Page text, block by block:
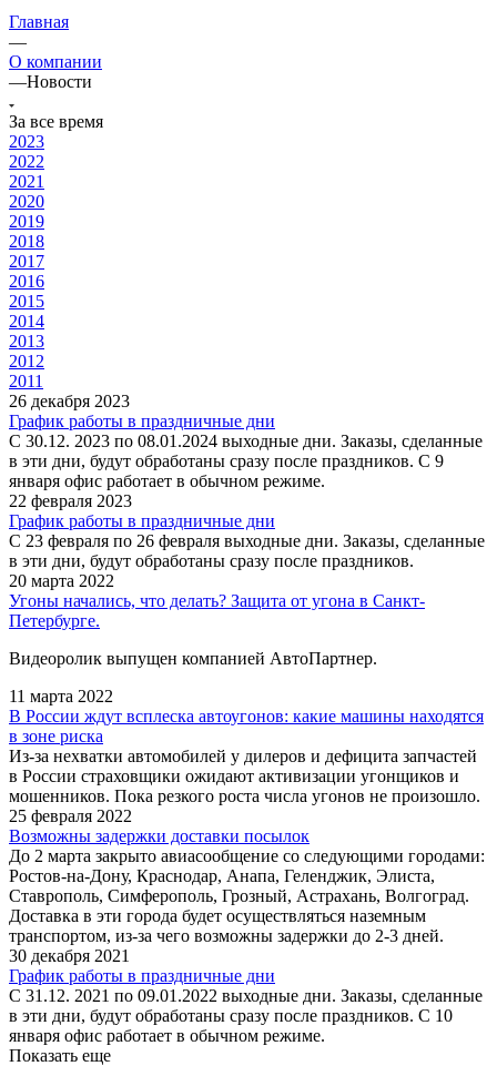
Главная
—
О компании
—Новости
За все время
2023
2022
2021
2020
2019
2018
2017
2016
2015
2014
2013
2012
2011
26 декабря 2023
График работы в праздничные дни
С 30.12. 2023 по 08.01.2024 выходные дни. Заказы, сделанные
в эти дни, будут обработаны сразу после праздников. С 9
января офис работает в обычном режиме.
22 февраля 2023
График работы в праздничные дни
С 23 февраля по 26 февраля выходные дни. Заказы, сделанные
в эти дни, будут обработаны сразу после праздников.
20 марта 2022
Угоны начались, что делать? Защита от угона в Санкт-
Петербурге.
Видеоролик выпущен компанией АвтоПартнер.
11 марта 2022
В России ждут всплеска автоугонов: какие машины находятся
в зоне риска
Из-за нехватки автомобилей у дилеров и дефицита запчастей
в России страховщики ожидают активизации угонщиков и
мошенников. Пока резкого роста числа угонов не произошло.
25 февраля 2022
Возможны задержки доставки посылок
До 2 марта закрыто авиасообщение со следующими городами:
Ростов-на-Дону, Краснодар, Анапа, Геленджик, Элиста,
Ставрополь, Симферополь, Грозный, Астрахань, Волгоград.
Доставка в эти города будет осуществляться наземным
транспортом, из-за чего возможны задержки до 2-3 дней.
30 декабря 2021
График работы в праздничные дни
С 31.12. 2021 по 09.01.2022 выходные дни. Заказы, сделанные
в эти дни, будут обработаны сразу после праздников. С 10
января офис работает в обычном режиме.
Показать еще